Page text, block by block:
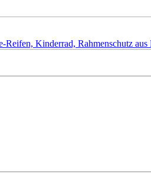
Kinderrad, Rahmenschutz